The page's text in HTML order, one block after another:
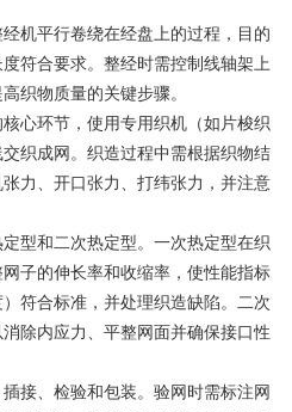
机平行卷绕在经盘上的过程，目的
符合要求。整经时需控制线轴架上
织物质量的关键步骤。
心环节，使用专用织机（如片梭织
织成网。织造过程中需根据织物结
力、开口张力、打纬张力，并注意
型和二次热定型。一次热定型在织
子的伸长率和收缩率，使性能指标
符合标准，并处理织造缺陷。二次
除内应力、平整网面并确保接口性
接、检验和包装。验网时需标注网